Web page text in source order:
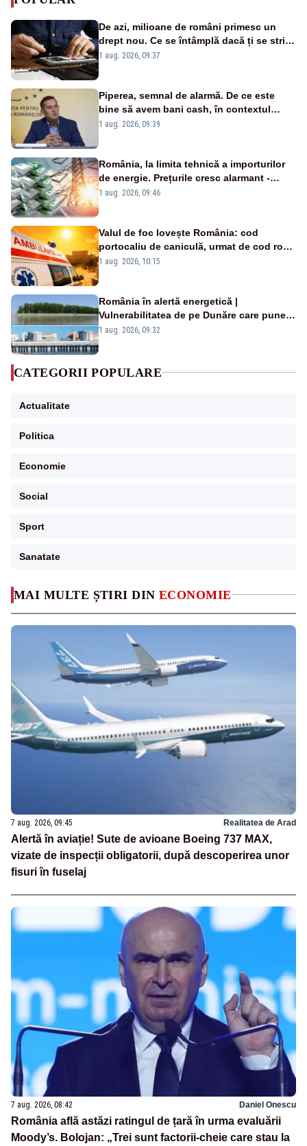
MAI MULTE ȘTIRI DIN ECONOMIE
7 aug. 2026, 09:45 Realitatea de Arad
Alertă în aviație! Sute de avioane Boeing 737 MAX,
vizate de inspecții obligatorii, după descoperirea unor
fisuri în fuselaj
7 aug. 2026, 08:42 Daniel Onescu
România află astăzi ratingul de țară în urma evaluării
Moody’s. Bolojan: „Trei sunt factorii-cheie care stau la
De azi, milioane de români primesc un
drept nou. Ce se întâmplă dacă ți se strică
un produs
1 aug. 2026, 09:37
Piperea, semnal de alarmă. De ce este
bine să avem bani cash, în contextul
alertei energetice?
1 aug. 2026, 09:39
România, la limita tehnică a importurilor
de energie. Prețurile cresc alarmant -
Analiză Realitatea Plus
1 aug. 2026, 09:46
Valul de foc lovește România: cod
portocaliu de caniculă, urmat de cod roșu
duminică. Temperaturile urcă spre 40°C
1 aug. 2026, 10:15
România în alertă energetică |
Vulnerabilitatea de pe Dunăre care pune
în pericol Centrala Cernavodă era
1 aug. 2026, 09:32
CATEGORII POPULARE
Actualitate
Politica
Economie
Social
Sport
Sanatate